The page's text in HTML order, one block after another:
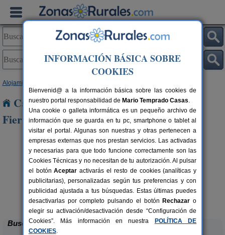
Alojamientos
Casas Rurales cerca de Santa Cruz del
Fierro
8 pers.
desde60 €
Casa Rural Zaballa
Nanclares de La Oca (Álava)
Buscar
INFORMACIÓN BÁSICA SOBRE
COOKIES
Bienvenid@ a la información básica sobre las cookies de
nuestro portal responsabilidad de Mario Temprado Casas.
Una cookie o galleta informática es un pequeño archivo de
información que se guarda en tu pc, smartphone o tablet al
visitar el portal. Algunas son nuestras y otras pertenecen a
empresas externas que nos prestan servicios. Las activadas
y necesarias para que todo funcione correctamente son las
Cookies Técnicas y no necesitan de tu autorización. Al pulsar
el botónAceptar activarás el resto de cookies (analíticas y
publicitarias), personalizadas según tus preferencias y con
publicidad ajustada a tus búsquedas. Estas últimas puedes
desactivarlas por completo pulsando el botón Rechazar o
elegir su activación/desactivación desde “Configuración de
Cookies”. Más información en nuestra
POLÍTICA DE
COOKIES.